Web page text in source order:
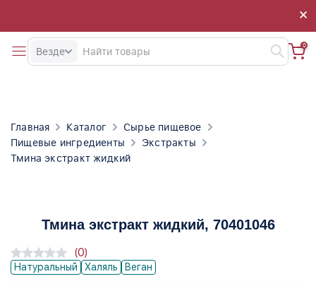
×
×
Везде
0
Главная Каталог
Сырье пищевое
Пищевые ингредиенты
Экстракты
Тмина экстракт жидкий
Тмина экстракт жидкий, 70401046
Натуральный Халяль Веган
(0)